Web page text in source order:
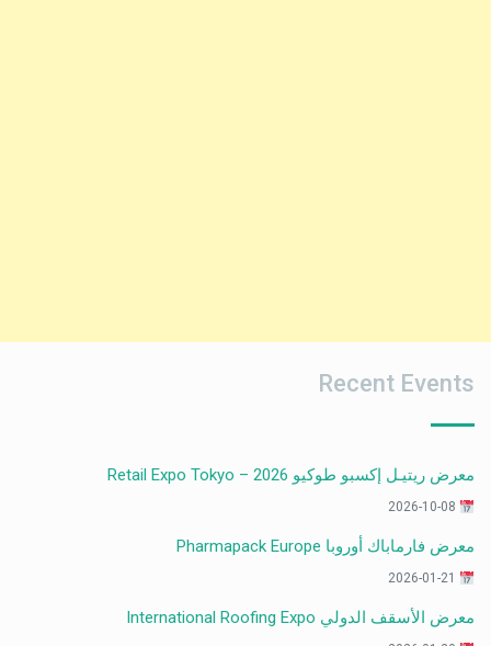
Recent Events
معرض ريتيـل إكسبو طوكيو 2026 – Retail Expo Tokyo
معرض فارماباك أوروبا Pharmapack Europe
معرض الأسقف الدولي International Roofing Expo